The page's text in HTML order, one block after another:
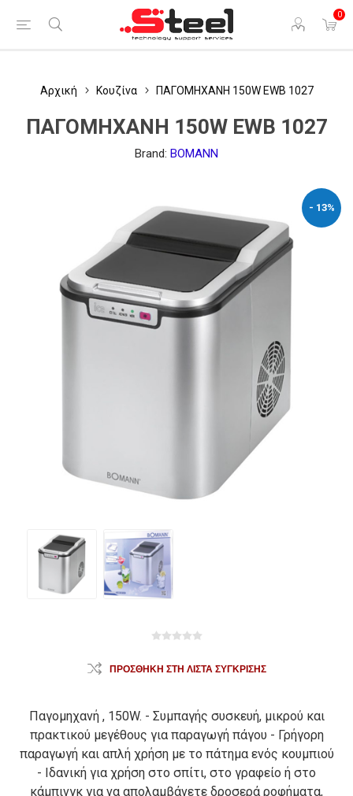
0
Αρχική Κουζίνα ΠΑΓΟΜΗΧΑΝΗ 150W EWB 1027
ΠΑΓΟΜΗΧΑΝΗ 150W EWB 1027
Brand: BOMANN
- 13%
ΠΡΟΣΘΉΚΗ ΣΤΗ ΛΊΣΤΑ ΣΎΓΚΡΙΣΗΣ
Παγομηχανή , 150W. - Συμπαγής συσκευή, μικρού και
πρακτικού μεγέθους για παραγωγή πάγου - Γρήγορη
παραγωγή και απλή χρήση με το πάτημα ενός κουμπιού
- Ιδανική για χρήση στο σπίτι, στο γραφείο ή στο
κάμπινγκ για να απολαμβάνετε δροσερά ροφήματα,